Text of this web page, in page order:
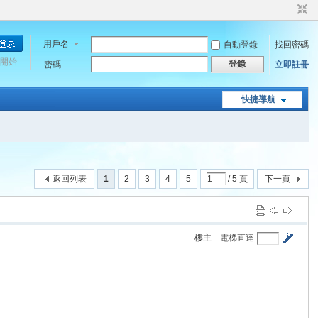
用戶名 自動登錄
找回密碼
密碼
登錄 立即註冊
始
快捷導航
1 2 3 4 5 / 5 頁 下一頁
返回列表
電梯直達
樓主